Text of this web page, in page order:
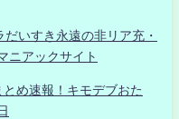
いすき永遠の非リア充・
ニアックサイト
め速報！キモデブおた